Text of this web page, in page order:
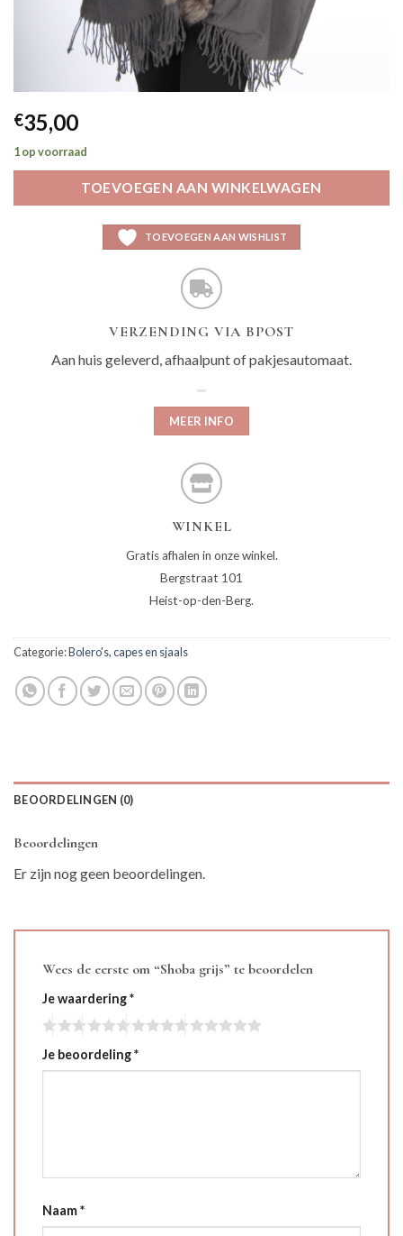
€35,00
1 op voorraad
TOEVOEGEN AAN WINKELWAGEN
TOEVOEGEN AAN WISHLIST
VERZENDING VIA BPOST
Aan huis geleverd, afhaalpunt of pakjesautomaat.
MEER INFO
WINKEL
Gratis afhalen in onze winkel.
Bergstraat 101
Heist-op-den-Berg.
Categorie:Bolero's, capes en sjaals
BEOORDELINGEN (0)
Beoordelingen
Er zijn nog geen beoordelingen.
Wees de eerste om “Shoba grijs” te beoordelen
Je waardering*
Je beoordeling*
Naam*